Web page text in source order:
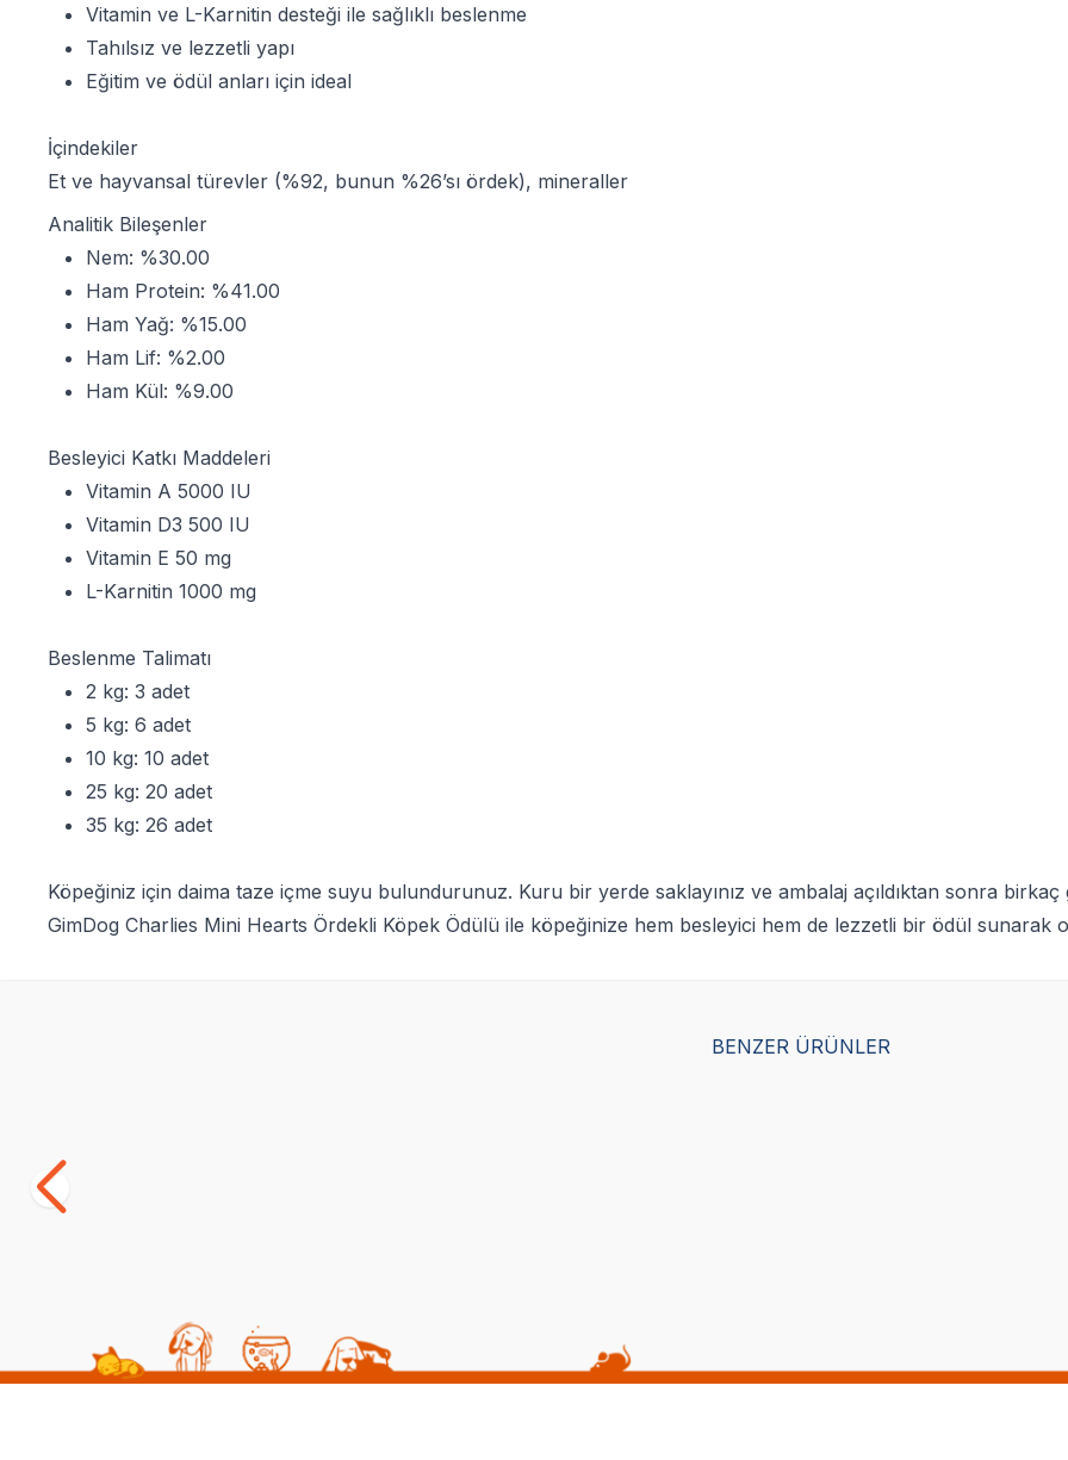
Vitamin ve L-Karnitin desteği ile sağlıklı beslenme
Tahılsız ve lezzetli yapı
Eğitim ve ödül anları için ideal
İçindekiler
Et ve hayvansal türevler (%92, bunun %26’sı ördek), mineraller
Analitik Bileşenler
Nem: %30.00
Ham Protein: %41.00
Ham Yağ: %15.00
Ham Lif: %2.00
Ham Kül: %9.00
Besleyici Katkı Maddeleri
Vitamin A 5000 IU
Vitamin D3 500 IU
Vitamin E 50 mg
L-Karnitin 1000 mg
Beslenme Talimatı
2 kg: 3 adet
5 kg: 6 adet
10 kg: 10 adet
25 kg: 20 adet
35 kg: 26 adet
Köpeğiniz için daima taze içme suyu bulundurunuz. Kuru bir yerde saklayınız ve ambalaj açıldıktan sonra
GimDog Charlies Mini Hearts Ördekli Köpek Ödülü ile köpeğinize hem besleyici hem de lezzetli bir ödül sunarak
BENZER ÜRÜNLER
259,00